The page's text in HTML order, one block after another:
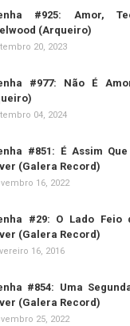
#925: Amor,
(Arqueiro)
20, 2023
#977: Não É
04, 2024
#851: É Assim
(Galera Record)
16, 2022
#29: O Lado
(Galera Record)
16, 2016
#854: Uma
(Galera Record)
25, 2022